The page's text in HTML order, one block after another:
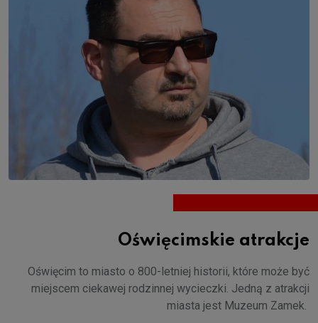
Oświęcimskie atrakcje
Oświęcim to miasto o 800-letniej historii, które może być
miejscem ciekawej rodzinnej wycieczki. Jedną z atrakcji
miasta jest Muzeum Zamek.